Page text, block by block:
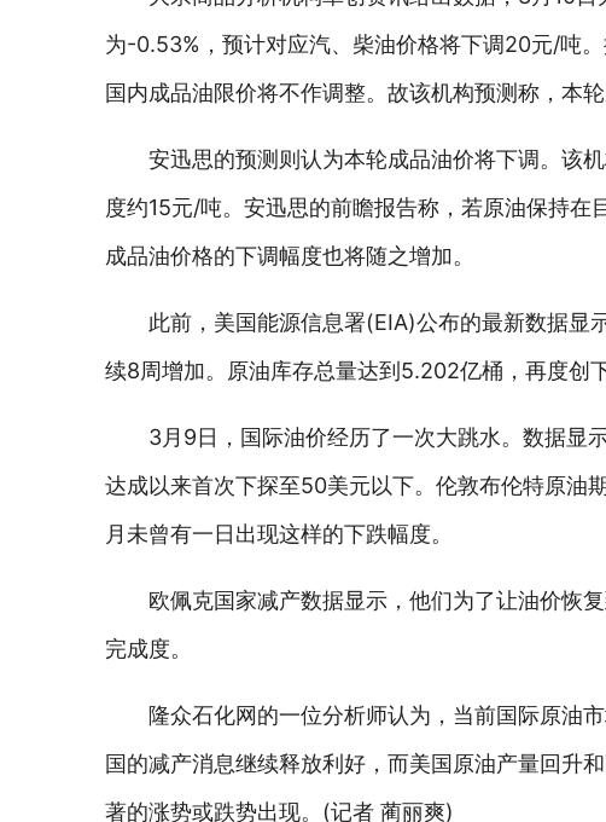
为-0.53%，预计对应汽、柴油价格将下调20元/吨
国内成品油限价将不作调整。故该机构预测称，本
安迅思的预测则认为本轮成品油价将下调。该
度约15元/吨。安迅思的前瞻报告称，若原油保持
成品油价格的下调幅度也将随之增加。
此前，美国能源信息署(EIA)公布的最新数据
续8周增加。原油库存总量达到5.202亿桶，再度创
3月9日，国际油价经历了一次大跳水。数据显
达成以来首次下探至50美元以下。伦敦布伦特原油
月未曾有一日出现这样的下跌幅度。
欧佩克国家减产数据显示，他们为了让油价恢
完成度。
隆众石化网的一位分析师认为，当前国际原油
国的减产消息继续释放利好，而美国原油产量回升
著的涨势或跌势出现。(记者 蔺丽爽)